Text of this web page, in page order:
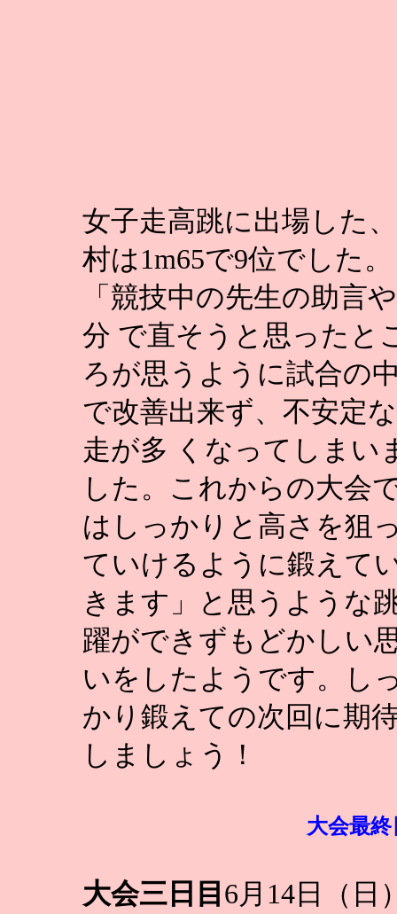
女子走高跳に出場した
村は1m65で9位でした。
「競技中の先生の助言
分 で直そうと思ったと
ろが思うように試合の
で改善出来ず、不安定
走が多 くなってしまい
した。これからの大会
はしっかりと高さを狙
ていけるように鍛えて
きます」と思うような
躍ができずもどかしい
いをしたようです。し
かり鍛えての次回に期
しましょう！
大会最
大会三日目 6月14日（日